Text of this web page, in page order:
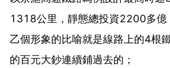
1318公里，靜態總投資2200多億
乙個形象的比喻就是線路上的4根
的百元大鈔連續鋪過去的；